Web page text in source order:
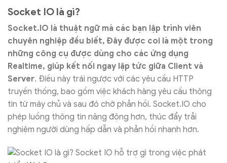
Socket IO là gì?
Socket.IO là thuật ngữ mà các bạn lập trình viên
chuyên nghiệp đều biết, Đây được coi là một trong
những công cụ được dùng cho các ứng dụng
Realtime, giúp kết nối ngay lập tức giữa Client và
Server. Điều này trái ngược với các yêu cầu HTTP
truyền thống, bao gồm việc khách hàng yêu cầu thông
tin từ máy chủ và sau đó chờ phản hồi. Socket.IO cho
phép luồng thông tin năng động hơn, thúc đẩy trải
nghiệm người dùng hấp dẫn và phản hồi nhanh hơn.